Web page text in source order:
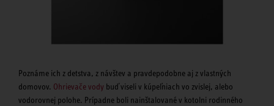
Poznáme ich z detstva, z návštev a pravdepodobne aj z vlastných
domovov. Ohrievače vody buď viseli v kúpeľniach vo zvislej, alebo
vodorovnej polohe. Prípadne boli nainštalované v kotolni rodinného